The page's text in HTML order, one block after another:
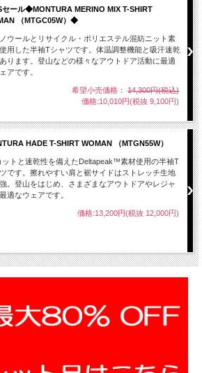
セール◆MONTURA MERINO MIX T-SHIRT
（MTGC05W）◆
ウールとリサイクル・ポリエステル混紡ニット素
用した半袖Tシャツです。体温調整機能と吸汗速乾
ります。登山などの様々なアウトドア活動に最適
アです。
希望小売価格： 14,300円(税込)
価格:10,010円(税抜 9,100円)
HADE T-SHIRT WOMAN （MTGN55W）
ットと速乾性を備えたDeltapeak™素材使用の半袖T
です。擦れやすい肩と裾サイドはストレッチ生地
。登山をはじめ、さまざまなアウトドアやレジャ
適なウェアです。
価格:13,200円(税抜 12,000円)